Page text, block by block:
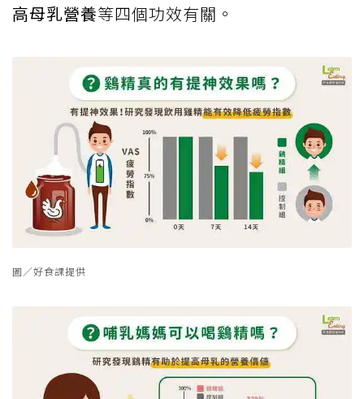
高母乳營養等四個功效有關。
圖／好食課提供